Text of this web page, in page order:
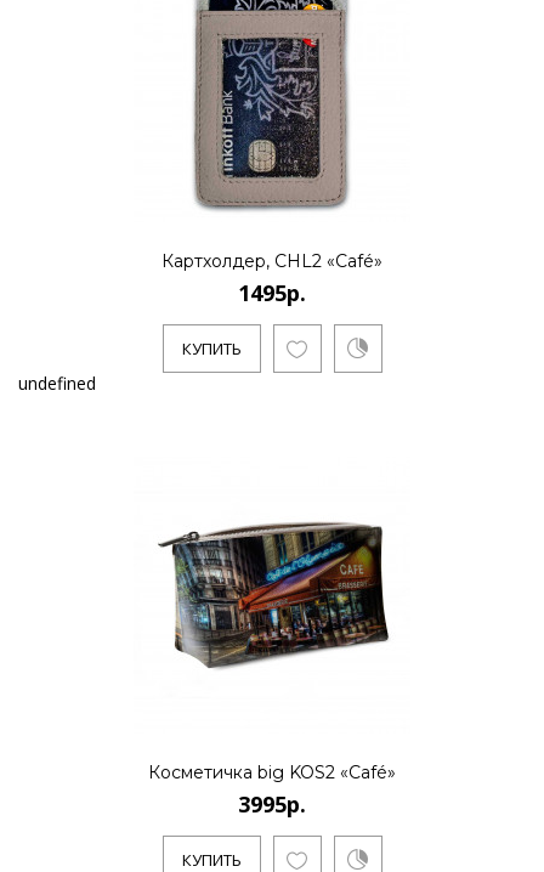
Картхолдер, CHL2 «Café»
1495р.
КУПИТЬ
undefined
Косметичка big KOS2 «Café»
3995р.
КУПИТЬ